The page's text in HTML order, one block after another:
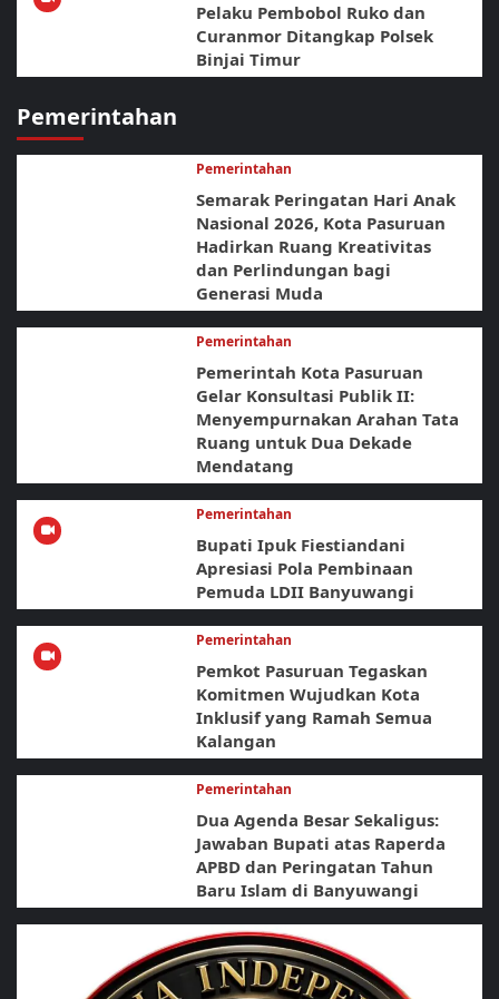
Pelaku Pembobol Ruko dan
Curanmor Ditangkap Polsek
Binjai Timur
Pemerintahan
Pemerintahan
Semarak Peringatan Hari Anak
Nasional 2026, Kota Pasuruan
Hadirkan Ruang Kreativitas
dan Perlindungan bagi
Generasi Muda
Pemerintahan
Pemerintah Kota Pasuruan
Gelar Konsultasi Publik II:
Menyempurnakan Arahan Tata
Ruang untuk Dua Dekade
Mendatang
Pemerintahan
Bupati Ipuk Fiestiandani
Apresiasi Pola Pembinaan
Pemuda LDII Banyuwangi
Pemerintahan
Pemkot Pasuruan Tegaskan
Komitmen Wujudkan Kota
Inklusif yang Ramah Semua
Kalangan
Pemerintahan
Dua Agenda Besar Sekaligus:
Jawaban Bupati atas Raperda
APBD dan Peringatan Tahun
Baru Islam di Banyuwangi